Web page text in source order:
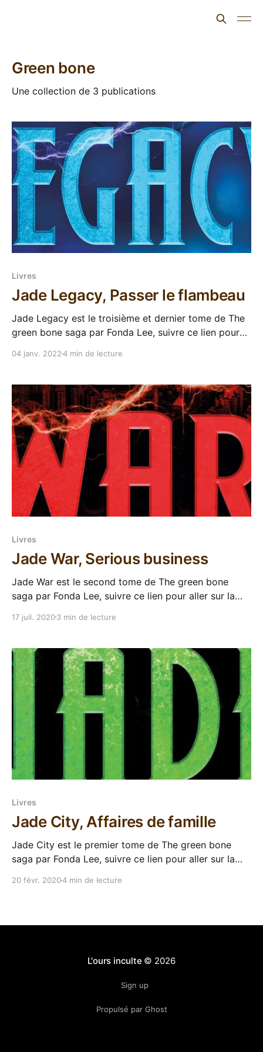
Green bone
Une collection de 3 publications
Livres
Jade Legacy, Passer le flambeau
Jade Legacy est le troisième et dernier tome de The
green bone saga par Fonda Lee, suivre ce lien pour
plongé dans le dernier tome de The green bone saga
04 janv. 20224 min de lecture
Livres
Jade War, Serious business
Jade War est le second tome de The green bone
saga par Fonda Lee, suivre ce lien pour aller sur la
enthousiasmant (auréolé d'un World Fantasy Award),
17 juil. 20203 min de lecture
Livres
Jade City, Affaires de famille
Jade City est le premier tome de The green bone
saga par Fonda Lee, suivre ce lien pour aller sur la
20 févr. 20204 min de lecture
L'ours inculte © 2026
Sign up
Propulsé par Ghost